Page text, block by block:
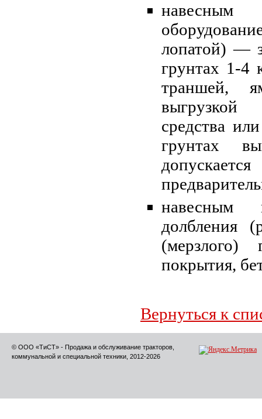
навесным
лопатой) —
грунтах 1-4
траншей,
средства
грунтах
навесным
долбления
(мерзлого)
покрытия,
Вернуться к
© ООО «ТиСТ» - Продажа и обслуживание тракторов,
коммунальной и специальной техники, 2012-2026